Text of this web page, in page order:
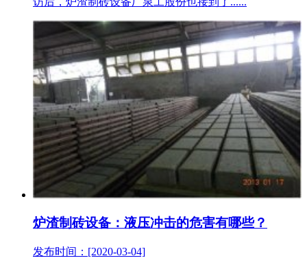
炉渣制砖设备：液压冲击的危害有哪些？
发布时间：[2020-03-04]